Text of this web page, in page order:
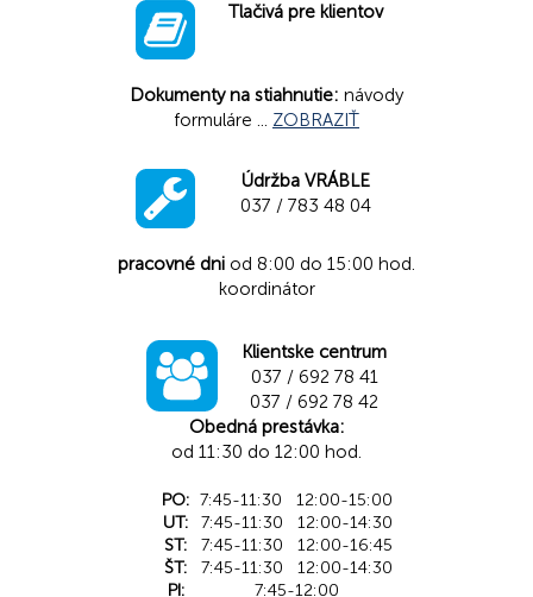
Tlačivá pre klientov
Dokumenty na stiahnutie: návody
formuláre ... ZOBRAZIŤ
Údržba VRÁBLE
037 / 783 48 04
pracovné dni od 8:00 do 15:00 hod.
koordinátor
Klientske centrum
037 / 692 78 41
037 / 692 78 42
Obedná prestávka:
od 11:30 do 12:00 hod.
PO: 7:45-11:30 12:00-15:00
UT:
7:45-11:30 12:00-14:30
ST:
7:45-11:30 12:00-16:45
ŠT:
7:45-11:30 12:00-14:30
PI:
7:45-12:00